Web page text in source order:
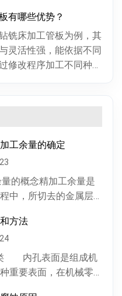
大、效率低...
有哪些优势？
铣床加工管板为例，其
灵活性强，能依据不同
修改程序加工不同种
工余量的确定
的概念精加工余量是
中，所切去的金属层
工一次...
方法
内孔表面是组成机
重要表面，在机械零